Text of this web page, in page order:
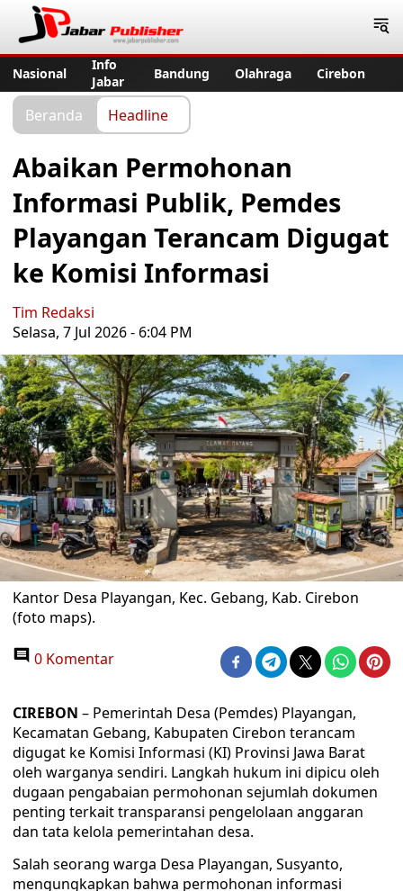
Nasional
Info
Jabar
Bandung Olahraga Cirebon
Beranda Headline
Abaikan Permohonan
Informasi Publik, Pemdes
Playangan Terancam Digugat
ke Komisi Informasi
Tim Redaksi
Selasa, 7 Jul 2026 - 6:04 PM
Kantor Desa Playangan, Kec. Gebang, Kab. Cirebon
(foto maps).
0 Komentar
CIREBON – Pemerintah Desa (Pemdes) Playangan,
Kecamatan Gebang, Kabupaten Cirebon terancam
digugat ke Komisi Informasi (KI) Provinsi Jawa Barat
oleh warganya sendiri. Langkah hukum ini dipicu oleh
dugaan pengabaian permohonan sejumlah dokumen
penting terkait transparansi pengelolaan anggaran
dan tata kelola pemerintahan desa.
Salah seorang warga Desa Playangan, Susyanto,
mengungkapkan bahwa permohonan informasi